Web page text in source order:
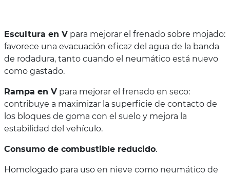
Escultura en V para mejorar el frenado sobre mojado:
favorece una evacuación eficaz del agua de la banda
de rodadura, tanto cuando el neumático está nuevo
como gastado.
Rampa en V para mejorar el frenado en seco:
contribuye a maximizar la superficie de contacto de
los bloques de goma con el suelo y mejora la
estabilidad del vehículo.
Consumo de combustible reducido.
Homologado para uso en nieve como neumático de